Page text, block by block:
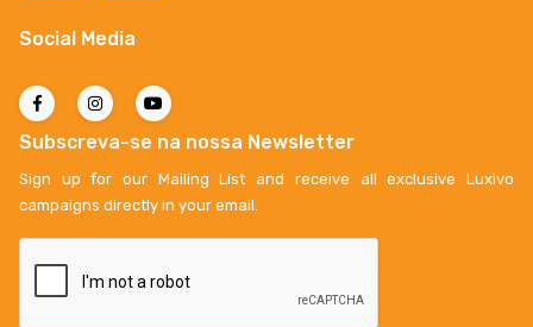
Social Media
Subscreva-se na nossa Newsletter
Sign up for our Mailing List and receive all exclusive Luxivo
campaigns directly in your email.